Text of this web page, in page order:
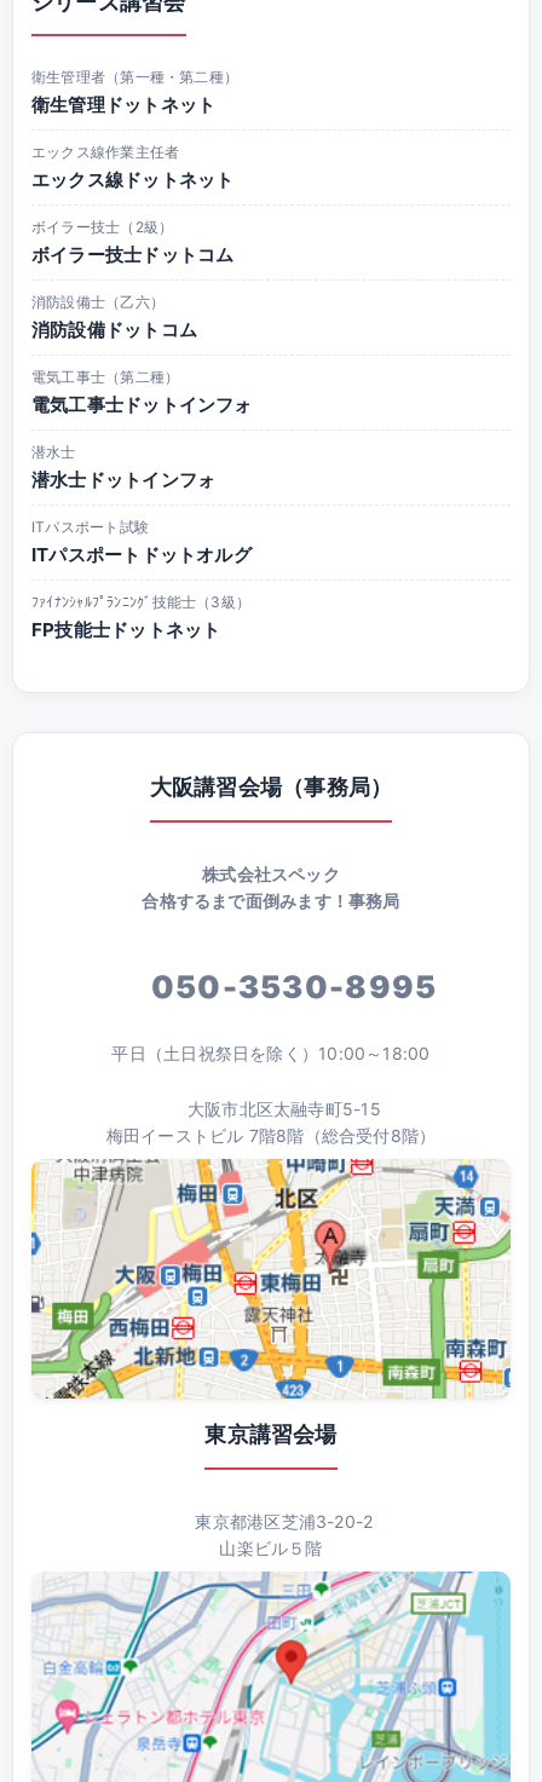
衛生管理者（第一種・第二種）
衛生管理ドットネット
エックス線作業主任者
エックス線ドットネット
ボイラー技士（2級）
ボイラー技士ドットコム
消防設備士（乙六）
消防設備ドットコム
電気工事士（第二種）
電気工事士ドットインフォ
潜水士
潜水士ドットインフォ
ITパスポート試験
ITパスポートドットオルグ
ﾌｧｲﾅﾝｼｬﾙﾌﾟﾗﾝﾆﾝｸﾞ技能士（3級）
FP技能士ドットネット
大阪講習会場（事務局）
株式会社スペック
合格するまで面倒みます！事務局
050-3530-8995
平日（土日祝祭日を除く）10:00～18:00
大阪市北区太融寺町5-15
梅田イーストビル 7階8階（総合受付8階）
東京講習会場
東京都港区芝浦3-20-2
山楽ビル５階